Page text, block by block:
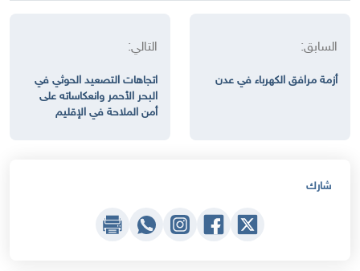
السابق:
أزمة مرافق الكهرباء في عدن
التالي:
اتجاهات التصعيد الحوثي في
البحر الأحمر وانعكاساته على
أمن الملاحة في الإقليم
شارك